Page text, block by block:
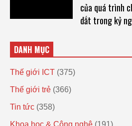
của quá trình
dắt trong kỷ
DANH MỤC
Thế giới ICT (375)
Thế giới trẻ (366)
Tin tức (358)